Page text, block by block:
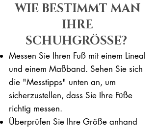
WIE BESTIMMT MAN
IHRE
SCHUHGRÖSSE?
Messen Sie Ihren Fuß mit einem Lineal
und einem Maßband. Sehen Sie sich
die "Messtipps" unten an, um
sicherzustellen, dass Sie Ihre Füße
richtig messen. ​​
Überprüfen Sie Ihre Größe anhand